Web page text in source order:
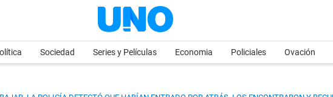
Sociedad Series y Películas Economia Policiales Ovación